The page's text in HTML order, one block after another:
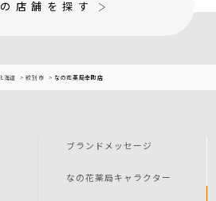
店舗を探す
海道 紋別市 なの花薬局幸町店
ブランドメッセージ
なの花薬局キャラクター